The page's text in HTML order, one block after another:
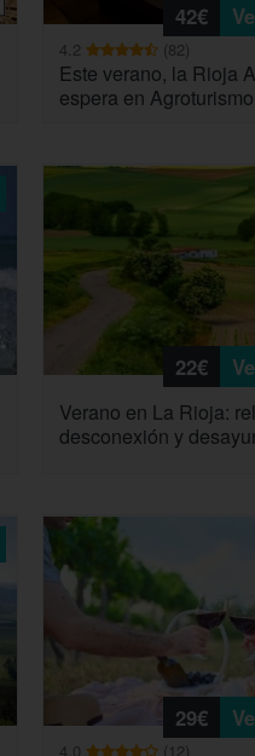
42€
4.2 (82)
Este verano, la Rioja
espera en
22€
Verano en La Rioja:
desconexión y
29€
4.0 (12)